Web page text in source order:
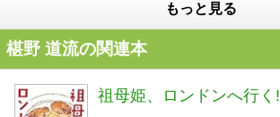
もっと見る
椹野 道流の関連本
祖母姫、ロンドンへ行く!